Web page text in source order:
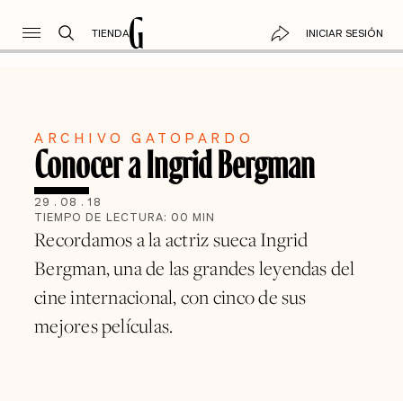
TIENDA INICIAR SESIÓN
ARCHIVO GATOPARDO
Conocer a Ingrid Bergman
29 . 08 . 18
TIEMPO DE LECTURA: 00 MIN
Recordamos a la actriz sueca Ingrid
Bergman, una de las grandes leyendas del
cine internacional, con cinco de sus
mejores películas.